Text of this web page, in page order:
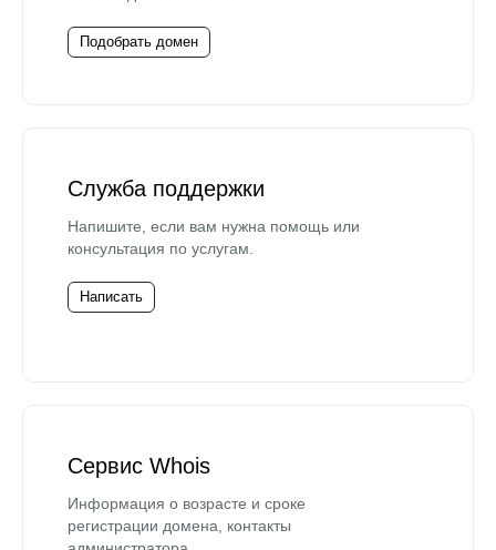
Подобрать домен
Служба поддержки
Напишите, если вам нужна помощь или
консультация по услугам.
Написать
Сервис Whois
Информация о возрасте и сроке
регистрации домена, контакты